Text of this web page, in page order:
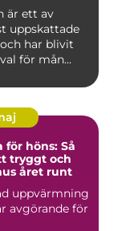
är ett av
uppskattade
har blivit
för mån...
för höns: Så
tryggt och
året runt
uppvärmning
avgörande för